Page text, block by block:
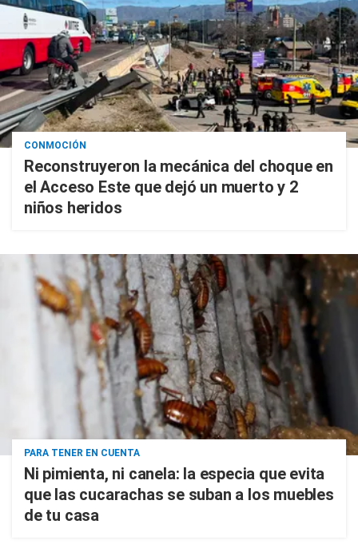
CONMOCIÓN
Reconstruyeron la mecánica del choque en
el Acceso Este que dejó un muerto y 2
niños heridos
PARA TENER EN CUENTA
Ni pimienta, ni canela: la especia que evita
que las cucarachas se suban a los muebles
de tu casa